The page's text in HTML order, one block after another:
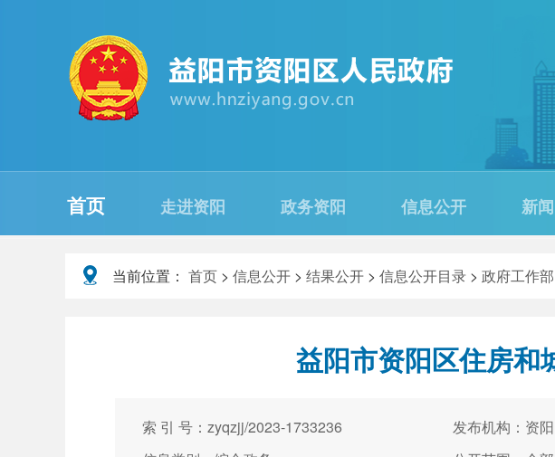
首页 走进资阳 政务资阳 信息公开 新
当前位置： 首页 > 信息公开 > 结果公开 > 信息公开目录 > 政府工作
益阳市资阳区住房和
索 引 号：zyqzjj/2023-1733236 发布机构：资